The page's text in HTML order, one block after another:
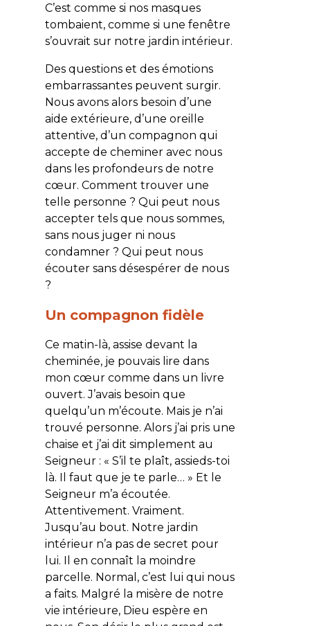
C’est comme si nos masques
tombaient, comme si une fenêtre
s’ouvrait sur notre jardin intérieur.
Des questions et des émotions
embarrassantes peuvent surgir.
Nous avons alors besoin d’une
aide extérieure, d’une oreille
attentive, d’un compagnon qui
accepte de cheminer avec nous
dans les profondeurs de notre
cœur. Comment trouver une
telle personne ? Qui peut nous
accepter tels que nous sommes,
sans nous juger ni nous
condamner ? Qui peut nous
écouter sans désespérer de nous
?
Un compagnon fidèle
Ce matin-là, assise devant la
cheminée, je pouvais lire dans
mon cœur comme dans un livre
ouvert. J’avais besoin que
quelqu’un m’écoute. Mais je n’ai
trouvé personne. Alors j’ai pris une
chaise et j’ai dit simplement au
Seigneur : « S’il te plaît, assieds-toi
là. Il faut que je te parle… » Et le
Seigneur m’a écoutée.
Attentivement. Vraiment.
Jusqu’au bout. Notre jardin
intérieur n’a pas de secret pour
lui. Il en connaît la moindre
parcelle. Normal, c’est lui qui nous
a faits. Malgré la misère de notre
vie intérieure, Dieu espère en